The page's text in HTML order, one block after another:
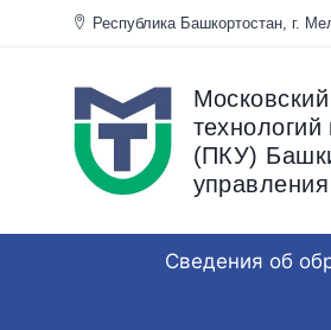
Перейти
Республика Башкортостан,
(ПКУ)
Сведения об